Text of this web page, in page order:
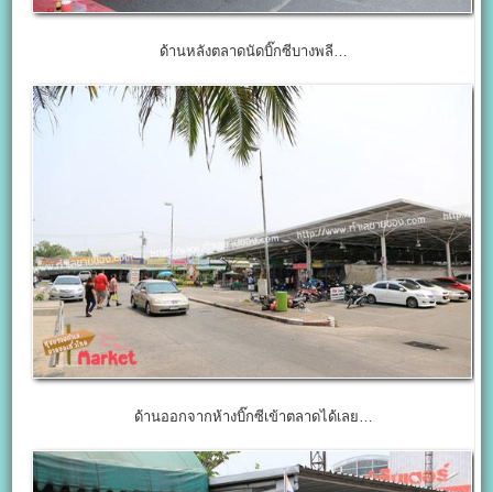
ด้านหลังตลาดนัดบิ๊กซีบางพลี…
ด้านออกจากห้างบิ๊กซีเข้าตลาดได้เลย…